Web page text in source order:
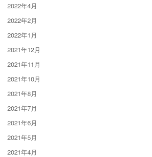
2022年4月
2022年2月
2022年1月
2021年12月
2021年11月
2021年10月
2021年8月
2021年7月
2021年6月
2021年5月
2021年4月